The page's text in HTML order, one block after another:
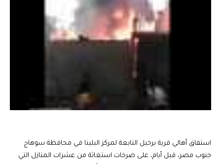
استفاق أهالي قرية برخيل التابعة لمركز البلينا في محافظة سوهاج
جنوب مصر، قبل أيام، على صرخات استغاثة من عشرات المنازل التي